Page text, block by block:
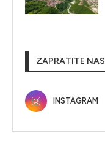
ZAPRATITE NAS
INSTAGRAM